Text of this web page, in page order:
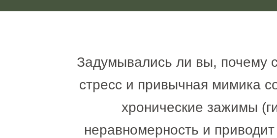
Задумывались ли вы, почему
стресс и привычная мимика
хронические зажимы
неравномерность и